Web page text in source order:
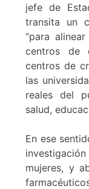
jefe de
transita un
“para
centros de
centros de
las
reales del
salud,
En ese
mujeres, y